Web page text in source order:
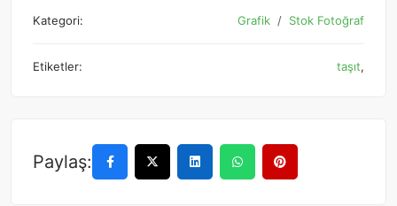
Kategori: Grafik Stok Fotoğraf
Etiketler: taşıt,
Paylaş: